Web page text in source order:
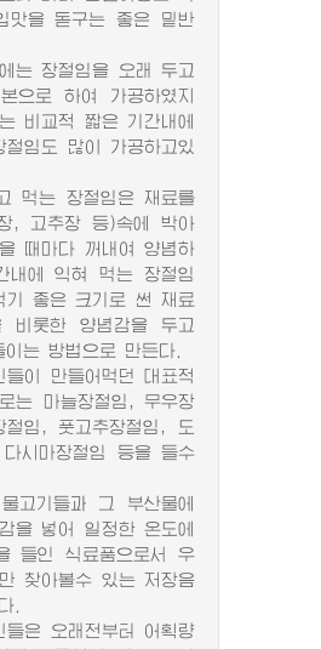
맛을 돋구는 좋은 밑반
는 장절임을 오래 두고
으로 하여 가공하였지
비교적 짧은 기간내에
임도 많이 가공하고있
는 장절임은 재료를
, 고추장 등)속에 박아
때마다 꺼내여 양념하
내에 익혀 먹는 장절임
기 좋은 크기로 썬 재료
비롯한 양념감을 두고
는 방법으로 만든다.
이 만들어먹던 대표적
는 마늘장절임, 무우장
절임, 풋고추장절임, 도
다시마장절임 등을 들수
기들과 그 부산물에
을 넣어 일정한 온도에
들인 식료품으로서 우
찾아볼수 있는 저장음
.
은 오래전부터 어획량